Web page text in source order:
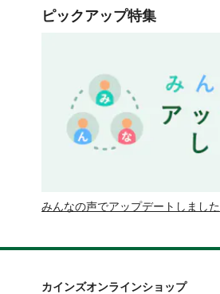
ピックアップ特集
みんなの声でアップデートしました
カインズオンラインショップ